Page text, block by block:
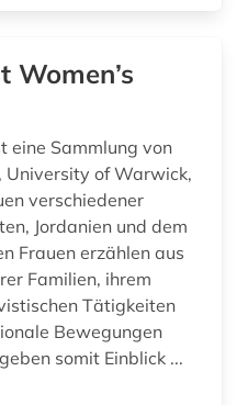
Women’s
eine Sammlung von
of Warwick,
verschiedener
Jordanien und dem
Frauen erzählen aus
Familien, ihrem
Tätigkeiten
Bewegungen
somit Einblick ...